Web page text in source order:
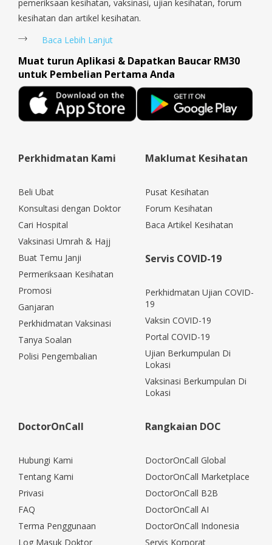
pemeriksaan kesihatan, vaksinasi, ujian kesihatan, forum
kesihatan dan artikel kesihatan.
Baca Lebih Lanjut
Muat turun Aplikasi & Dapatkan Baucar RM30
untuk Pembelian Pertama Anda
Perkhidmatan Kami
Beli Ubat
Konsultasi dengan Doktor
Cari Hospital
Vaksinasi Umrah & Hajj
Buat Temu Janji
Permeriksaan Kesihatan
Promosi
Ganjaran
Perkhidmatan Vaksinasi
Tanya Soalan
Polisi Pengembalian
Maklumat Kesihatan
Pusat Kesihatan
Forum Kesihatan
Baca Artikel Kesihatan
Servis COVID-19
Perkhidmatan Ujian COVID-
19
Vaksin COVID-19
Portal COVID-19
Ujian Berkumpulan Di
Lokasi
Vaksinasi Berkumpulan Di
Lokasi
DoctorOnCall
Hubungi Kami
Tentang Kami
Privasi
FAQ
Terma Penggunaan
Log Masuk Doktor
Rangkaian DOC
DoctorOnCall Global
DoctorOnCall Marketplace
DoctorOnCall B2B
DoctorOnCall AI
DoctorOnCall Indonesia
Servis Korporat